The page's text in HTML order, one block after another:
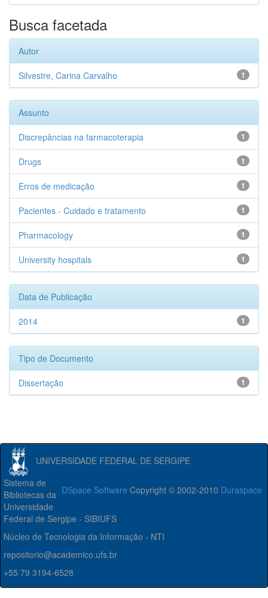
Busca facetada
Autor
1
Silvestre, Carina Carvalho
Assunto
1
Discrepâncias na farmacoterapia
1
Drugs
1
Erros de medicação
1
Pacientes - Cuidado e tratamento
1
Pharmacology
1
University hospitals
Data de Publicação
1
2014
Tipo de Documento
1
Dissertação
UNIVERSIDADE FEDERAL DE SERGIPE
DSpace Software Copyright © 2002-2010 Duraspace
Sistema de
Bibliotecas da
Universidade
Federal de Sergipe - SIBIUFS
Núcleo de Tecnologia da Informação - NTI
repositorio@academico.ufs.br
+55 79 3194-6528